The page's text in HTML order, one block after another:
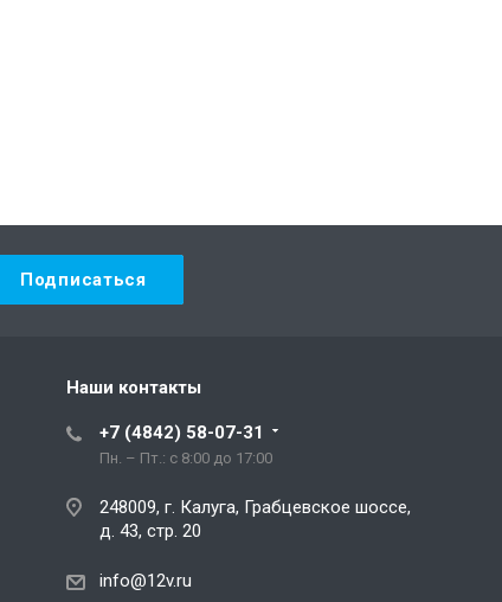
Наши контакты
+7 (4842) 58-07-31
Пн. – Пт.: с 8:00 до 17:00
248009, г. Калуга, Грабцевское шоссе,
д. 43, стр. 20
info@12v.ru